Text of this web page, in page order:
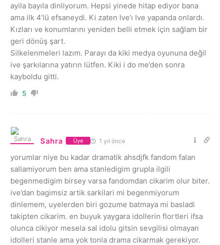
ayila bayıla dinliyorum. Hepsi yinede hitap ediyor bana
ama ilk 4’lü efsaneydi. Ki zaten Ive’ı Ive yapanda onlardı.
Kızları ve konumlarını yeniden belli etmek için sağlam bir
geri dönüş şart.
Silkelenmeleri lazım. Parayı da kiki medya oyununa değil
ive şarkılarına yatırın lütfen. Kiki i do me’den sonra
kayboldu gitti.
5
Sahra Üye 1 yıl önce
yorumlar niye bu kadar dramatik ahsdjfk fandom falan
sallamiyorum ben ama stanledigim grupla ilgili
begenmedigim birsey varsa fandomdan cikarim olur biter.
ive’dan bagimsiz artik sarkilari mi begenmiyorum
dinlemem, uyelerden biri gozume batmaya mi basladi
takipten cikarim. en buyuk yaygara idollerin flortleri ifsa
olunca cikiyor mesela sal idolu gitsin sevgilisi olmayan
idolleri stanle ama yok tonla drama cikarmak gerekiyor.